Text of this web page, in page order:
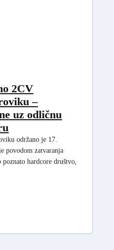
2CV
–
uz odličnu
održano je 17.
povodom zatvaranja
hardcore društvo,